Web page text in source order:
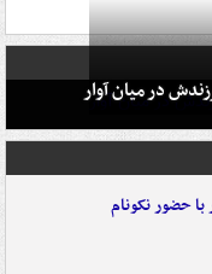
در میان آوار
با حضور نکونام